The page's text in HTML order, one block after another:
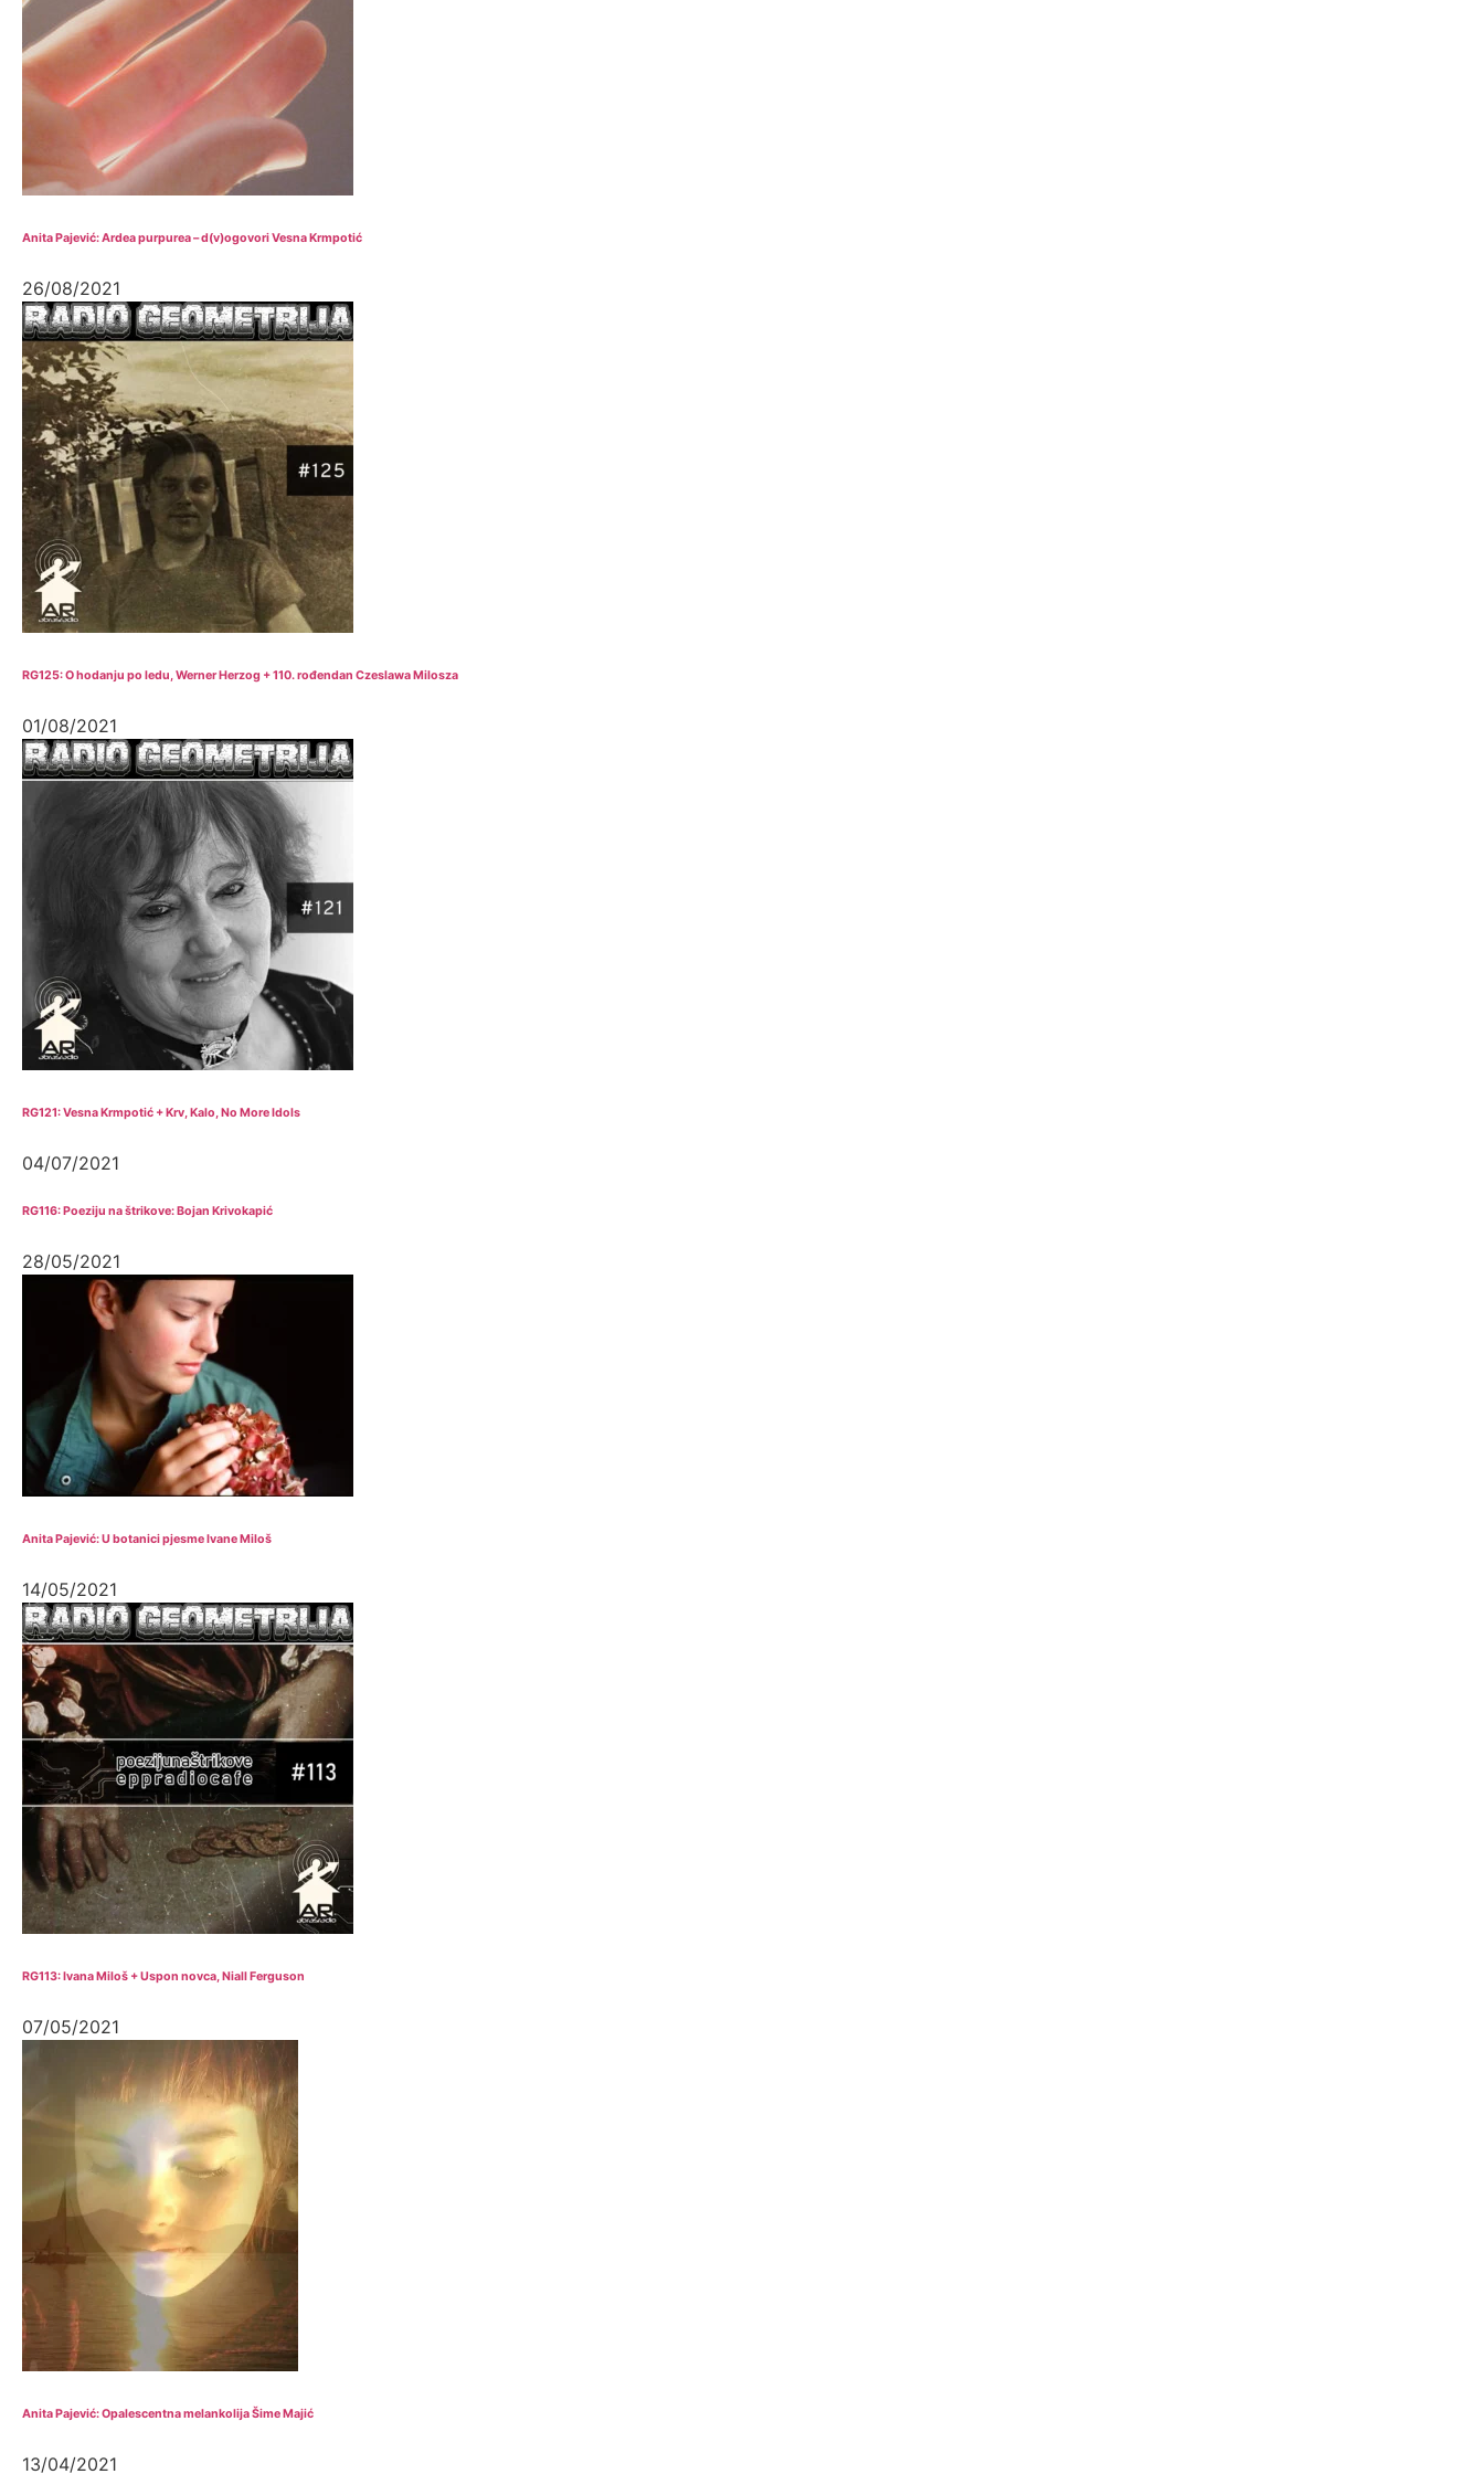
Anita Pajević: Ardea purpurea – d(v)ogovori Vesna Krmpotić
26/08/2021
RG125: O hodanju po ledu, Werner Herzog + 110. rođendan Czeslawa Milosza
01/08/2021
RG121: Vesna Krmpotić + Krv, Kalo, No More Idols
04/07/2021
RG116: Poeziju na štrikove: Bojan Krivokapić
28/05/2021
Anita Pajević: U botanici pjesme Ivane Miloš
14/05/2021
RG113: Ivana Miloš + Uspon novca, Niall Ferguson
07/05/2021
Anita Pajević: Opalescentna melankolija Šime Majić
13/04/2021